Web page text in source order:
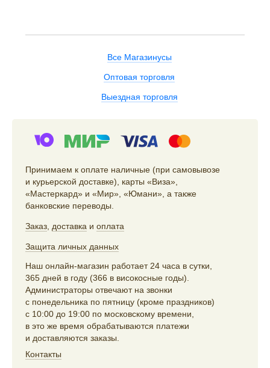
Все Магазинусы
Оптовая торговля
Выездная торговля
Принимаем к оплате наличные (при самовывозе
и курьерской доставке), карты «Виза»,
«Мастеркард» и «Мир», «Юмани», а также
банковские переводы.
Заказ доставка и оплата
Защита личных данных
Наш онлайн-магазин работает 24 часа в сутки,
365 дней в году (366 в високосные годы).
Администраторы отвечают на звонки
с понедельника по пятницу (кроме праздников)
с 10:00 до 19:00 по московскому времени,
в это же время обрабатываются платежи
и доставляются заказы.
Контакты